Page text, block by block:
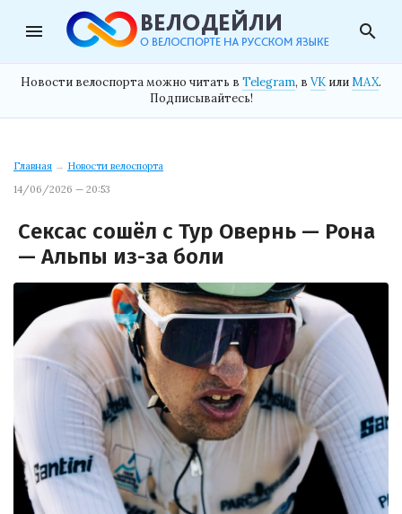
menu search
Новости велоспорта можно читать в Telegram, в VK илиMAX.
Подписывайтесь!
Главная → Новости велоспорта
14/06/2026 — 20:53
Сексас сошёл с Тур Овернь — Рона
— Альпы из-за боли